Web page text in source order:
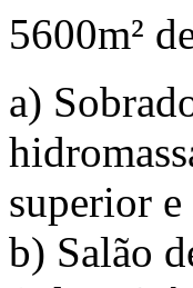
5600m²
a)
superior
b) Salão